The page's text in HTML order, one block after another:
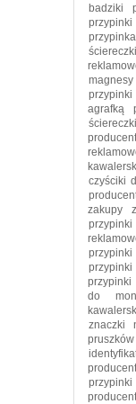
badziki
przypinka
agrafką
producent
czyściki
zakupy
przypinki
do
znaczki
pruszków
producent